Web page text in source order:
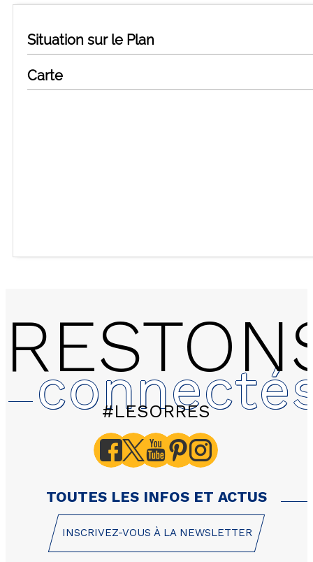
Situation sur le Plan
Carte
#LESORRES
TOUTES LES INFOS ET ACTUS
INSCRIVEZ-VOUS À LA NEWSLETTER